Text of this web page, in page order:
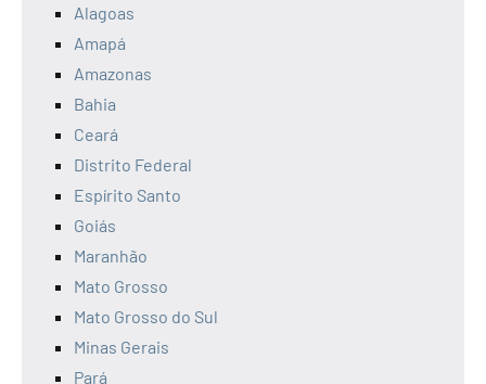
Alagoas
Amapá
Amazonas
Bahia
Ceará
Distrito Federal
Espírito Santo
Goiás
Maranhão
Mato Grosso
Mato Grosso do Sul
Minas Gerais
Pará